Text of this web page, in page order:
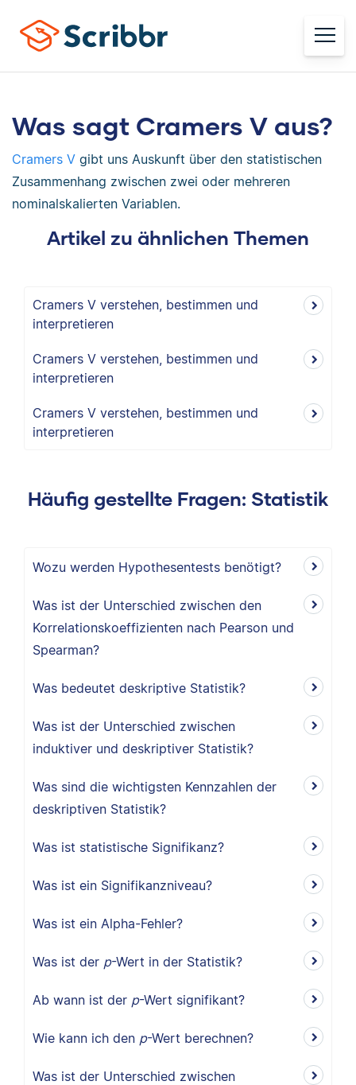
Was sagt Cramers V aus?
Cramers V gibt uns Auskunft über den statistischen
Zusammenhang zwischen zwei oder mehreren
nominalskalierten Variablen.
Artikel zu ähnlichen Themen
Cramers V verstehen, bestimmen und
interpretieren
Cramers V verstehen, bestimmen und
interpretieren
Cramers V verstehen, bestimmen und
interpretieren
Häufig gestellte Fragen: Statistik
Wozu werden Hypothesentests benötigt?
Was ist der Unterschied zwischen den
Korrelationskoeffizienten nach Pearson und
Spearman?
Was bedeutet deskriptive Statistik?
Was ist der Unterschied zwischen
induktiver und deskriptiver Statistik?
Was sind die wichtigsten Kennzahlen der
deskriptiven Statistik?
Was ist statistische Signifikanz?
Was ist ein Signifikanzniveau?
Was ist ein Alpha-Fehler?
Was ist der p-Wert in der Statistik?
Ab wann ist der p-Wert signifikant?
Wie kann ich den p-Wert berechnen?
Was ist der Unterschied zwischen